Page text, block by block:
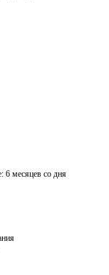
6 месяцев со дня